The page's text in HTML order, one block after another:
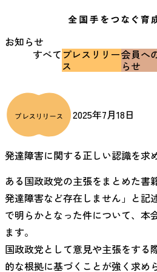
お知らせ
すべて プレスリリー
ス
会員へ
らせ
2025年7月18日
発達障害に関する正しい認識を求
ある国政政党の主張をまとめた書
発達障害など存在しません」と記
で明らかとなった件について、本
ます。
国政政党として意見や主張をする
的な根拠に基づくことが強く求め